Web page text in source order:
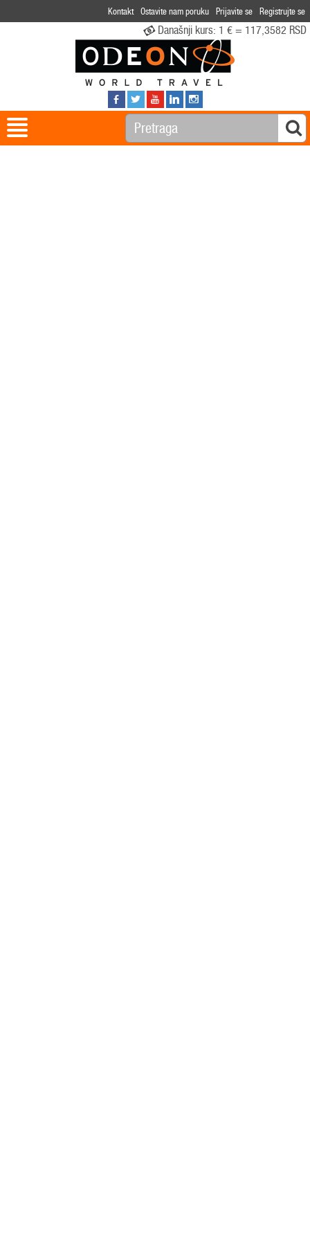
Kontakt Ostavite nam poruku Prijavite se Registrujte se
Današnji kurs: 1 € = 117,3582 RSD